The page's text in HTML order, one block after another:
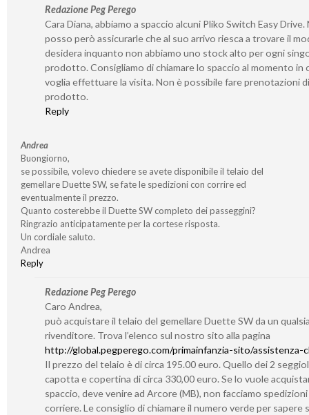
Redazione Peg Perego
Cara Diana, abbiamo a spaccio alcuni Pliko Switch Easy Drive.
posso però assicurarle che al suo arrivo riesca a trovare il
desidera inquanto non abbiamo uno stock alto per ogni
prodotto. Consigliamo di chiamare lo spaccio al momento in
voglia effettuare la visita. Non è possibile fare prenotazioni di
prodotto.
Reply
Andrea
Buongiorno,
se possibile, volevo chiedere se avete disponibile il telaio del
gemellare Duette SW, se fate le spedizioni con corrire ed
eventualmente il prezzo.
Quanto costerebbe il Duette SW completo dei passeggini?
Ringrazio anticipatamente per la cortese risposta.
Un cordiale saluto.
Andrea
Reply
Redazione Peg Perego
Caro Andrea,
può acquistare il telaio del gemellare Duette SW da un
rivenditore. Trova l’elenco sul nostro sito alla pagina
http://global.pegperego.com/primainfanzia-sito/assistenza-
Il prezzo del telaio è di circa 195.00 euro. Quello dei 2
capotta e copertina di circa 330,00 euro. Se lo vuole
spaccio, deve venire ad Arcore (MB), non facciamo
corriere. Le consiglio di chiamare il numero verde per sapere